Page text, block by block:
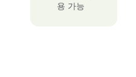
용 가능